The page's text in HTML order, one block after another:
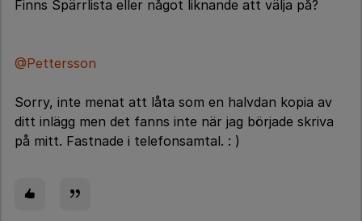
Finns Spärrlista eller något liknande att välja på?
@Pettersson
Sorry, inte menat att låta som en halvdan kopia av
ditt inlägg men det fanns inte när jag började skriva
på mitt. Fastnade i telefonsamtal. : )